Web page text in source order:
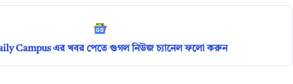
Campus এর খবর পেতে গুগল নিউজ চ্যানেল ফলো করুন